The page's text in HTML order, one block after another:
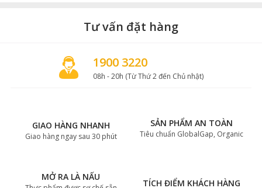
Tư vấn đặt hàng
1900 3220
08h - 20h (Từ Thứ 2 đến Chủ nhật)
GIAO HÀNG NHANH
Giao hàng ngay sau 30 phút
SẢN PHẨM AN TOÀN
Tiêu chuẩn GlobalGap, Organic
MỞ RA LÀ NẤU
TÍCH ĐIỂM KHÁCH HÀNG